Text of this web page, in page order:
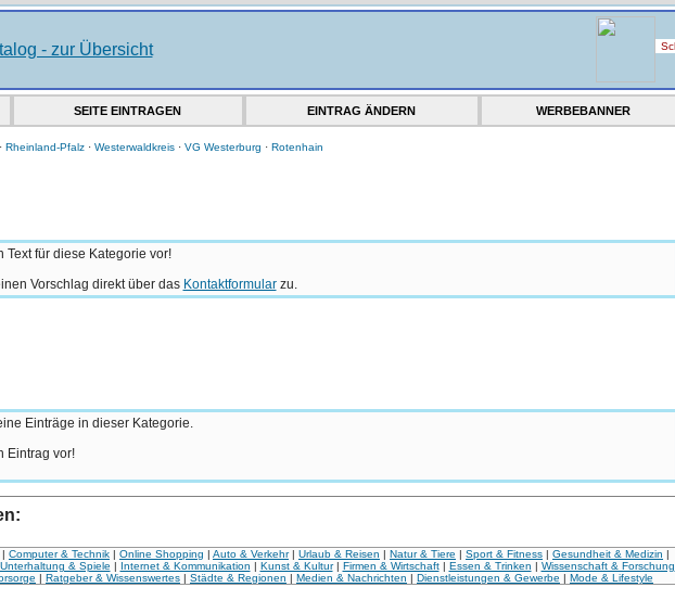
SEITE EINTRAGEN EINTRAG ÄNDERN WERBEBANNER
· Rheinland-Pfalz· Westerwaldkreis· VG Westerburg · Rotenhain
Text für diese Kategorie vor!
Vorschlag direkt über das Kontaktformularzu.
Einträge in dieser Kategorie.
Eintrag vor!
| Computer & Technik | Online Shopping | Auto & Verkehr| Urlaub & Reisen | Natur & Tiere | Sport & Fitness | Gesundheit & Medizin |
Unterhaltung & Spiele | Internet & Kommunikation | Kunst & Kultur| Firmen & Wirtschaft| Essen & Trinken | Wissenschaft & Forschung
| Ratgeber & Wissenswertes | Städte & Regionen | Medien & Nachrichten | Dienstleistungen & Gewerbe | Mode & Lifestyle